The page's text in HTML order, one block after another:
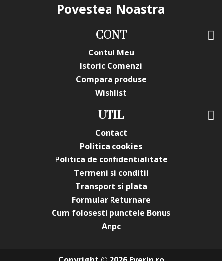
Povestea Noastra
CONT
Contul Meu
Istoric Comenzi
Compara produse
Wishlist
UTIL
Contact
Politica cookies
Politica de confidentialitate
Termeni si conditii
Transport si plata
Formular Returnare
Cum folosesti punctele Bonus
Anpc